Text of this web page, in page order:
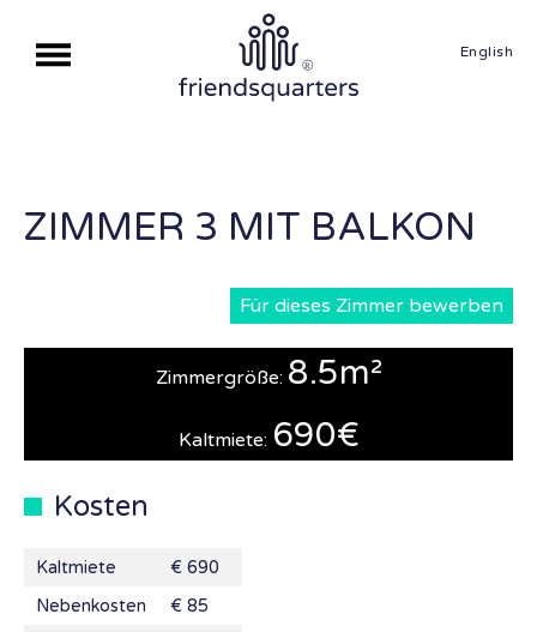
English
ZIMMER 3 MIT BALKON
Für dieses Zimmer bewerben
Zimmergröße: 8.5m²
Kaltmiete: 690€
Kosten
Kaltmiete
€ 690
Nebenkosten
€ 85